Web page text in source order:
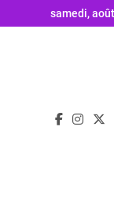
to
samedi,